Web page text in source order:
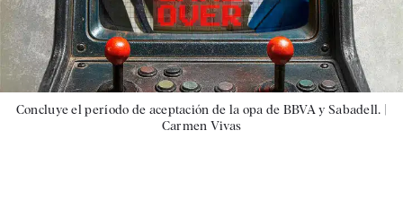
Concluye el período de aceptación de la opa de BBVA y Sabadell. |
Carmen Vivas